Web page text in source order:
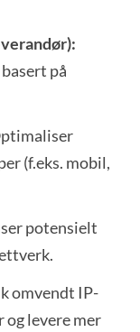
på
(f.eks. mobil,
potensielt
omvendt IP-
levere mer